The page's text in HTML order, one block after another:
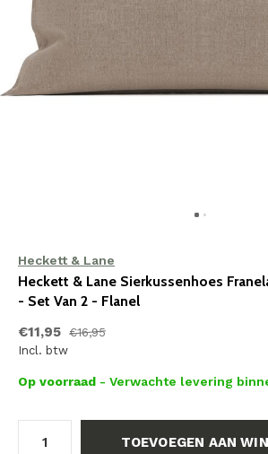
Heckett & Lane
Heckett & Lane Sierkussenhoes
- Set Van 2 - Flanel
€11,95 €16,95
Incl. btw
Op voorraad - Verwachte levering
TOEVOEGEN AAN